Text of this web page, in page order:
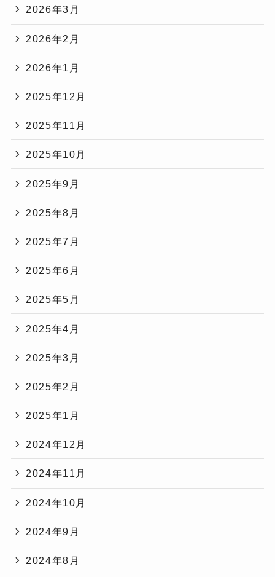
2026年3月
2026年2月
2026年1月
2025年12月
2025年11月
2025年10月
2025年9月
2025年8月
2025年7月
2025年6月
2025年5月
2025年4月
2025年3月
2025年2月
2025年1月
2024年12月
2024年11月
2024年10月
2024年9月
2024年8月